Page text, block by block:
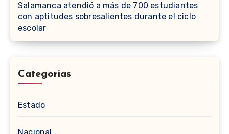
Salamanca atendió a más de 700 estudiantes
con aptitudes sobresalientes durante el ciclo
escolar
Categorias
Estado